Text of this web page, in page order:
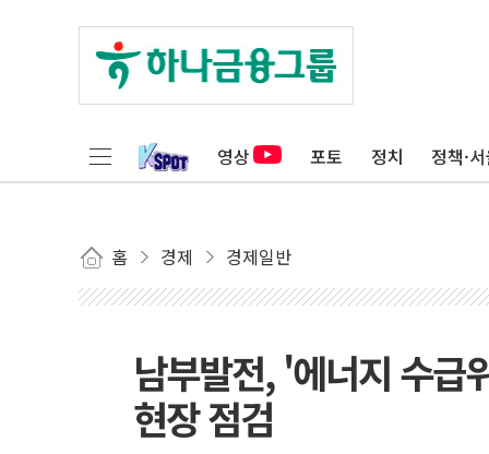
영상 포토 정치 정책·
홈 경제 경제일반
남부발전, '에너지 수급
현장 점검